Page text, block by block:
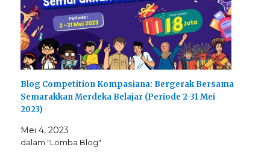
Blog Competition Kompasiana: Bergerak Bersama
Semarakkan Merdeka Belajar (Periode 2-31 Mei
2023)
Mei 4, 2023
dalam "Lomba Blog"